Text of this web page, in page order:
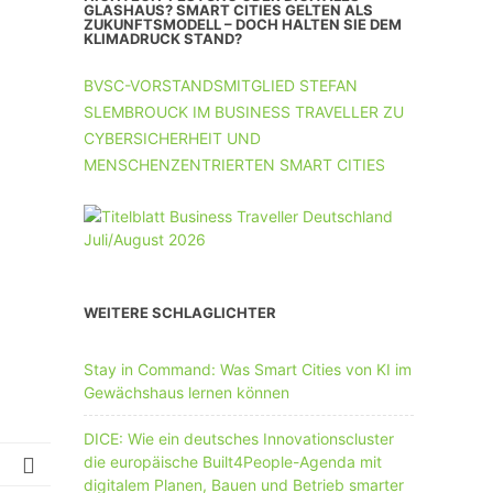
UNTERNEHMEN MIT 11-50 MA
GLASHAUS? SMART CITIES GELTEN ALS
ZUKUNFTSMODELL – DOCH HALTEN SIE DEM
KLIMADRUCK STAND?
BVSC-VORSTANDSMITGLIED STEFAN
SLEMBROUCK IM BUSINESS TRAVELLER ZU
CYBERSICHERHEIT UND
MENSCHENZENTRIERTEN SMART CITIES
WEITERE SCHLAGLICHTER
Stay in Command: Was Smart Cities von KI im
Gewächshaus lernen können
DICE: Wie ein deutsches Innovationscluster
die europäische Built4People-Agenda mit
digitalem Planen, Bauen und Betrieb smarter